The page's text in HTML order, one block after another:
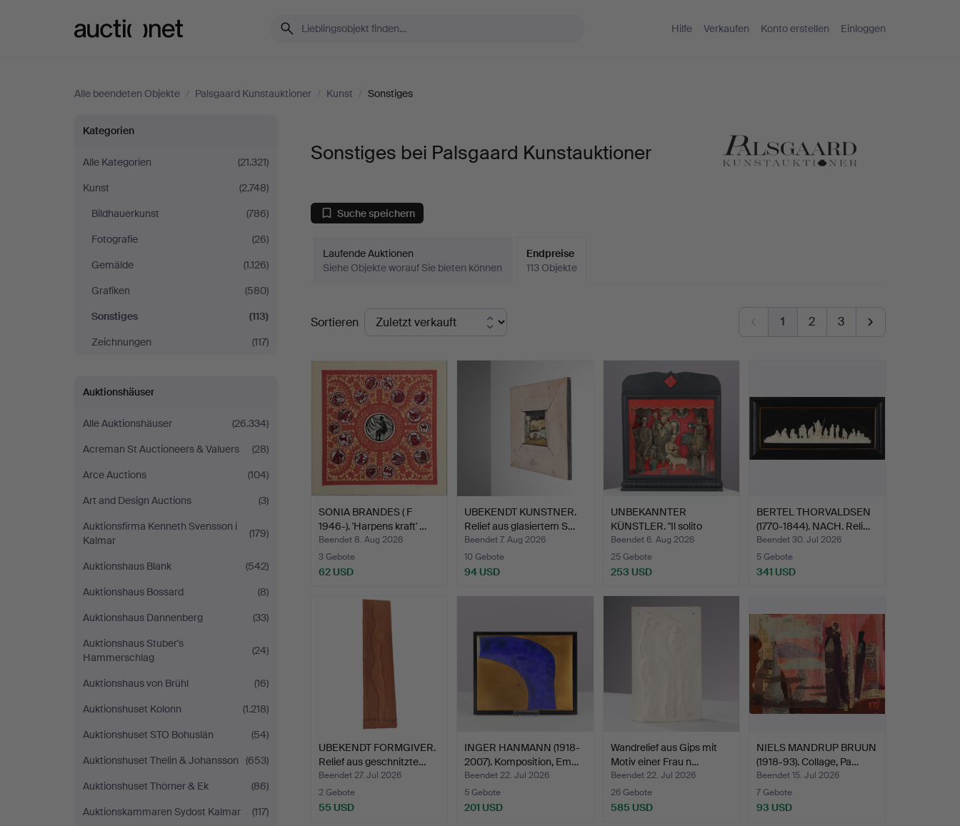
Hilfe Verkaufen Konto erstellen Einloggen
Alle beendeten Objekte / Palsgaard Kunstauktioner / Kunst / Sonstiges
Sonstiges
bei
Palsgaard
Kunstauktioner
Kategorien
Alle Kategorien
(21.321)
Kunst
(2.748)
Bildhauerkunst
(786)
Fotografie
(26)
Gemälde
(1.126)
Grafiken
(580)
Sonstiges
(113)
Zeichnungen
(117)
Auktionshäuser
Alle Auktionshäuser
(26.334)
Acreman St Auctioneers & Valuers
(28)
Arce Auctions
(104)
Art and Design Auctions
(3)
Auktionsfirma Kenneth Svensson i
Kalmar
(179)
Auktionshaus Blank
(542)
Auktionshaus Bossard
(8)
Auktionshaus Dannenberg
(33)
Auktionshaus Stuber's
Hammerschlag
(24)
Auktionshaus von Brühl
(16)
Auktionshuset Kolonn
(1.218)
Auktionshuset STO Bohuslän
(54)
Auktionshuset Thelin & Johansson
(653)
Auktionshuset Thörner & Ek
(86)
Auktionskammaren Sydost Kalmar
(117)
Sonstiges bei Palsgaard Kunstauktioner
Suche speichern
Laufende Auktionen
Siehe Objekte worauf Sie bieten können
Endpreise
113 Objekte
Endpreise
Sortieren 1 2 3
SONIA BRANDES ( F
1946-). 'Harpens kraft' …
Beendet 8. Aug 2026
3 Gebote
62 USD
UBEKENDT KUNSTNER.
Relief aus glasiertem S…
Beendet 7. Aug 2026
10 Gebote
94 USD
UNBEKANNTER
KÜNSTLER. "Il solito
mortorio"…
Beendet 6. Aug 2026
25 Gebote
253 USD
BERTEL THORVALDSEN
(1770-1844). NACH. Reli…
Beendet 30. Jul 2026
5 Gebote
341 USD
UBEKENDT FORMGIVER.
Relief aus geschnitzte…
Beendet 27. Jul 2026
2 Gebote
55 USD
INGER HANMANN (1918-
2007). Komposition, Em…
Beendet 22. Jul 2026
5 Gebote
201 USD
Wandrelief aus Gips mit
Motiv einer Frau n…
Beendet 22. Jul 2026
26 Gebote
585 USD
NIELS MANDRUP BRUUN
(1918-93). Collage, Pa…
Beendet 15. Jul 2026
7 Gebote
93 USD